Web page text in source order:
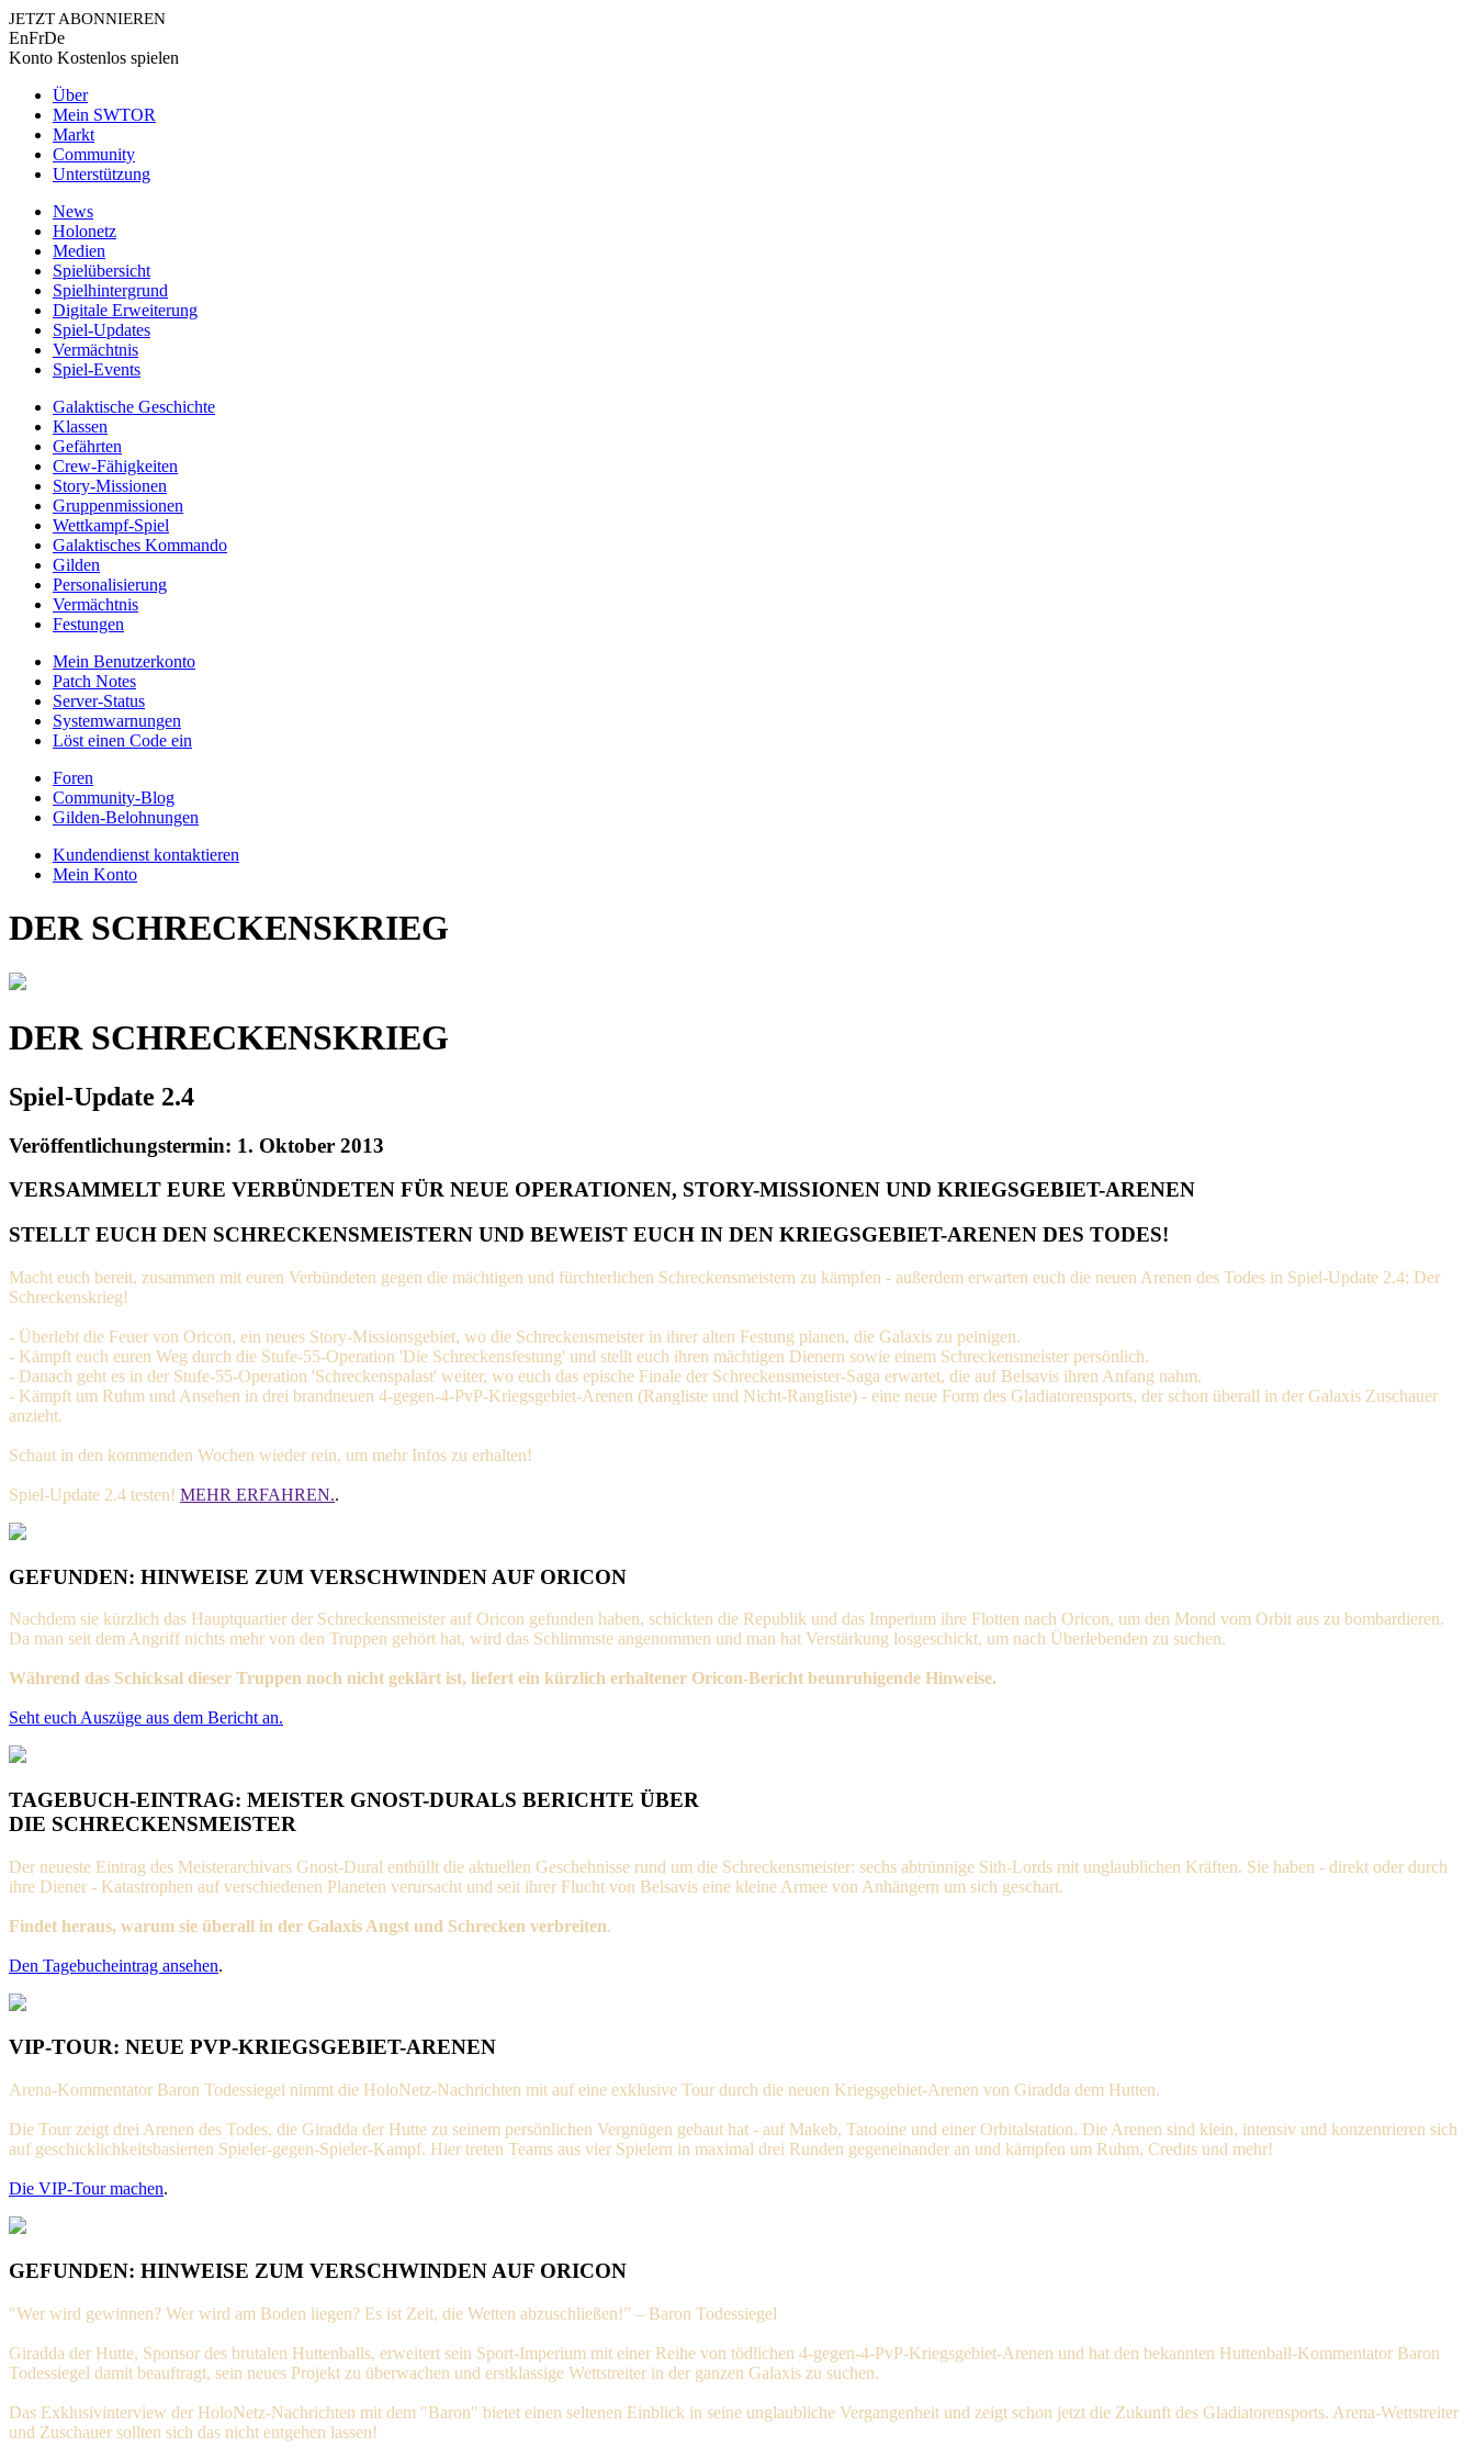
JETZT ABONNIEREN
EnFrDe
Konto Kostenlos spielen
Über
Mein SWTOR
Markt
Community
Unterstützung
News
Holonetz
Medien
Spielübersicht
Spielhintergrund
Digitale Erweiterung
Spiel-Updates
Vermächtnis
Spiel-Events
Galaktische Geschichte
Klassen
Gefährten
Crew-Fähigkeiten
Story-Missionen
Gruppenmissionen
Wettkampf-Spiel
Galaktisches Kommando
Gilden
Personalisierung
Vermächtnis
Festungen
Mein Benutzerkonto
Patch Notes
Server-Status
Systemwarnungen
Löst einen Code ein
Foren
Community-Blog
Gilden-Belohnungen
Kundendienst kontaktieren
Mein Konto
DER SCHRECKENSKRIEG
DER SCHRECKENSKRIEG
Spiel-Update 2.4
Veröffentlichungstermin: 1. Oktober 2013
VERSAMMELT EURE VERBÜNDETEN FÜR NEUE OPERATIONEN, STORY-MISSIONEN UND KRIEGSGEBIET-ARENEN
STELLT EUCH DEN SCHRECKENSMEISTERN UND BEWEIST EUCH IN DEN KRIEGSGEBIET-ARENEN DES TODES!
Macht euch bereit, zusammen mit euren Verbündeten gegen die mächtigen und fürchterlichen Schreckensmeistern zu kämpfen - außerdem erwarten euch die neuen Arenen des Todes in Spiel-Update 2.4: Der
Schreckenskrieg!
- Überlebt die Feuer von Oricon, ein neues Story-Missionsgebiet, wo die Schreckensmeister in ihrer alten Festung planen, die Galaxis zu peinigen.
- Kämpft euch euren Weg durch die Stufe-55-Operation 'Die Schreckensfestung' und stellt euch ihren mächtigen Dienern sowie einem Schreckensmeister persönlich.
- Danach geht es in der Stufe-55-Operation 'Schreckenspalast' weiter, wo euch das epische Finale der Schreckensmeister-Saga erwartet, die auf Belsavis ihren Anfang nahm.
- Kämpft um Ruhm und Ansehen in drei brandneuen 4-gegen-4-PvP-Kriegsgebiet-Arenen (Rangliste und Nicht-Rangliste) - eine neue Form des Gladiatorensports, der schon überall in der Galaxis Zuschauer
anzieht.
Schaut in den kommenden Wochen wieder rein, um mehr Infos zu erhalten!
Spiel-Update 2.4 testen! MEHR ERFAHREN..
GEFUNDEN: HINWEISE ZUM VERSCHWINDEN AUF ORICON
Nachdem sie kürzlich das Hauptquartier der Schreckensmeister auf Oricon gefunden haben, schickten die Republik und das Imperium ihre Flotten nach Oricon, um den Mond vom Orbit aus zu bombardieren.
Da man seit dem Angriff nichts mehr von den Truppen gehört hat, wird das Schlimmste angenommen und man hat Verstärkung losgeschickt, um nach Überlebenden zu suchen.
Während das Schicksal dieser Truppen noch nicht geklärt ist, liefert ein kürzlich erhaltener Oricon-Bericht beunruhigende Hinweise.
Seht euch Auszüge aus dem Bericht an.
TAGEBUCH-EINTRAG: MEISTER GNOST-DURALS BERICHTE ÜBER
DIE SCHRECKENSMEISTER
Der neueste Eintrag des Meisterarchivars Gnost-Dural enthüllt die aktuellen Geschehnisse rund um die Schreckensmeister: sechs abtrünnige Sith-Lords mit unglaublichen Kräften. Sie haben - direkt oder durch
ihre Diener - Katastrophen auf verschiedenen Planeten verursacht und seit ihrer Flucht von Belsavis eine kleine Armee von Anhängern um sich geschart.
Findet heraus, warum sie überall in der Galaxis Angst und Schrecken verbreiten.
Den Tagebucheintrag ansehen.
VIP-TOUR: NEUE PVP-KRIEGSGEBIET-ARENEN
Arena-Kommentator Baron Todessiegel nimmt die HoloNetz-Nachrichten mit auf eine exklusive Tour durch die neuen Kriegsgebiet-Arenen von Giradda dem Hutten.
Die Tour zeigt drei Arenen des Todes, die Giradda der Hutte zu seinem persönlichen Vergnügen gebaut hat - auf Makeb, Tatooine und einer Orbitalstation. Die Arenen sind klein, intensiv und konzentrieren sich
auf geschicklichkeitsbasierten Spieler-gegen-Spieler-Kampf. Hier treten Teams aus vier Spielern in maximal drei Runden gegeneinander an und kämpfen um Ruhm, Credits und mehr!
Die VIP-Tour machen.
GEFUNDEN: HINWEISE ZUM VERSCHWINDEN AUF ORICON
"Wer wird gewinnen? Wer wird am Boden liegen? Es ist Zeit, die Wetten abzuschließen!” – Baron Todessiegel
Giradda der Hutte, Sponsor des brutalen Huttenballs, erweitert sein Sport-Imperium mit einer Reihe von tödlichen 4-gegen-4-PvP-Kriegsgebiet-Arenen und hat den bekannten Huttenball-Kommentator Baron
Todessiegel damit beauftragt, sein neues Projekt zu überwachen und erstklassige Wettstreiter in der ganzen Galaxis zu suchen.
Das Exklusivinterview der HoloNetz-Nachrichten mit dem "Baron" bietet einen seltenen Einblick in seine unglaubliche Vergangenheit und zeigt schon jetzt die Zukunft des Gladiatorensports. Arena-Wettstreiter
und Zuschauer sollten sich das nicht entgehen lassen!